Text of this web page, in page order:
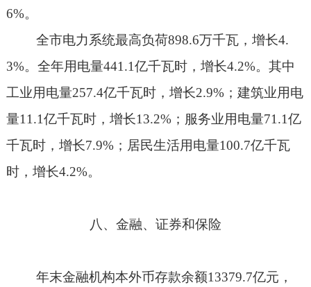
6%。
全市电力系统最高负荷898.6万千瓦，增长4.
3%。全年用电量441.1亿千瓦时，增长4.2%。其中
工业用电量257.4亿千瓦时，增长2.9%；建筑业用电
量11.1亿千瓦时，增长13.2%；服务业用电量71.1亿
千瓦时，增长7.9%；居民生活用电量100.7亿千瓦
时，增长4.2%。
八、金融、证券和保险
年末金融机构本外币存款余额13379.7亿元，